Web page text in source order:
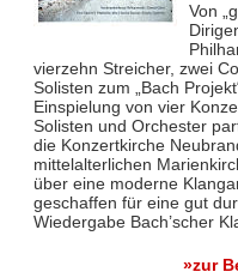
Von
vierzehn Streicher, zwei
Solisten zum „Bach
Einspielung von vier
Solisten und Orchester
die Konzertkirche
mittelalterlichen
über eine moderne
geschaffen für eine gut
Wiedergabe Bach’scher
»zur